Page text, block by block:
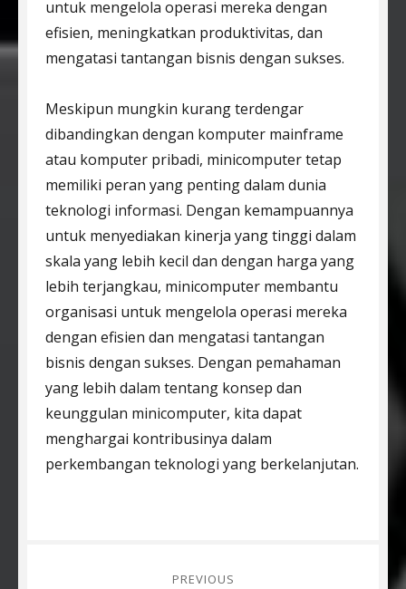
untuk mengelola operasi mereka dengan
efisien, meningkatkan produktivitas, dan
mengatasi tantangan bisnis dengan sukses.
Meskipun mungkin kurang terdengar
dibandingkan dengan komputer mainframe
atau komputer pribadi, minicomputer tetap
memiliki peran yang penting dalam dunia
teknologi informasi. Dengan kemampuannya
untuk menyediakan kinerja yang tinggi dalam
skala yang lebih kecil dan dengan harga yang
lebih terjangkau, minicomputer membantu
organisasi untuk mengelola operasi mereka
dengan efisien dan mengatasi tantangan
bisnis dengan sukses. Dengan pemahaman
yang lebih dalam tentang konsep dan
keunggulan minicomputer, kita dapat
menghargai kontribusinya dalam
perkembangan teknologi yang berkelanjutan.
PREVIOUS